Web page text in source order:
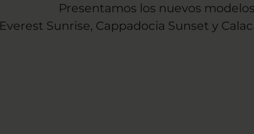
Presentamos los nuevos
Everest Sunrise, Cappadocia Sunset y